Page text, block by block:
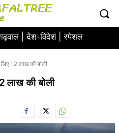
|देश-विदेश |स्पेशल
12 लाख की बोली
लाख की बोली